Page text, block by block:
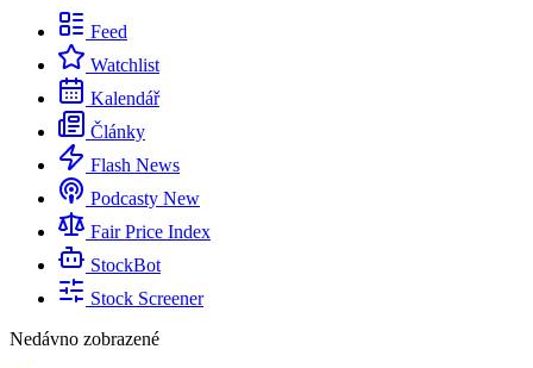
Feed
Watchlist
Kalendář
Články
Flash News
Podcasty New
Fair Price Index
StockBot
Stock Screener
Nedávno zobrazené